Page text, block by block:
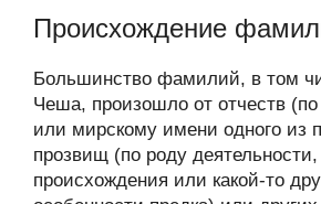
Происхождение
Большинство фамилий, в том
Чеша, произошло от отчеств
или мирскому имени одного из
прозвищ (по роду
происхождения или какой-то